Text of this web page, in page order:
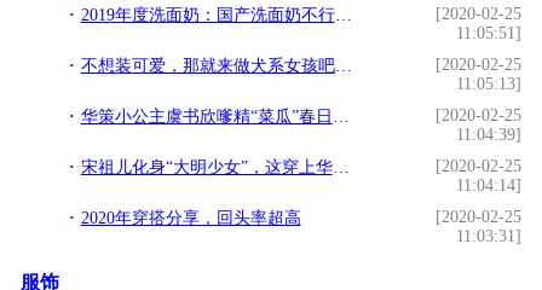
2019年度洗面奶：国产洗面奶不行？他们用实力说“NO”
[2020-02-25
11:05:51]
不想装可爱，那就来做犬系女孩吧！超A的日常穿搭
[2020-02-25
11:05:13]
华策小公主虞书欣嗲精“菜瓜”春日少女穿搭
[2020-02-25
11:04:39]
宋祖儿化身“大明少女”，这穿上华服的模样，真实灵动俏皮
[2020-02-25
11:04:14]
2020年穿搭分享，回头率超高
[2020-02-25
11:03:31]
服饰